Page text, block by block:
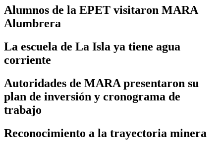
Alumnos de la EPET visitaron MARA
Alumbrera
La escuela de La Isla ya tiene agua
corriente
Autoridades de MARA presentaron su
plan de inversión y cronograma de
trabajo
Reconocimiento a la trayectoria minera